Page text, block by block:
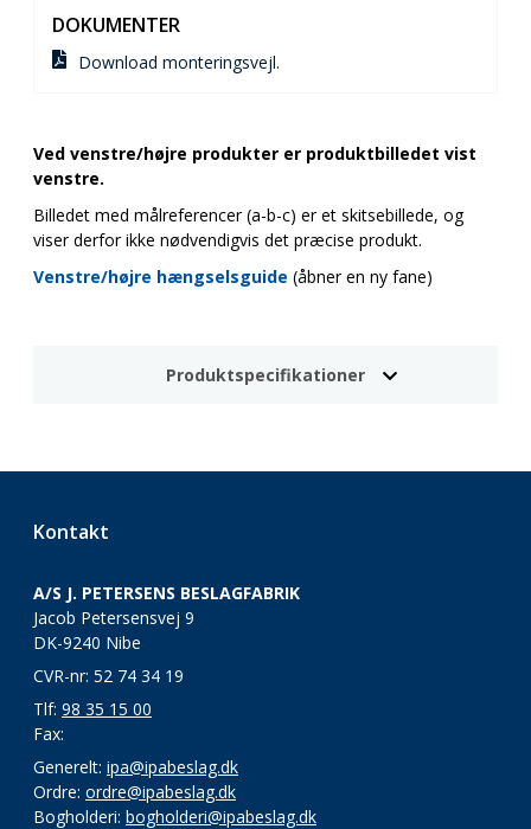
DOKUMENTER
Download monteringsvejl.
Ved venstre/højre produkter er produktbilledet vist
venstre.
Billedet med målreferencer (a-b-c) er et skitsebillede, og
viser derfor ikke nødvendigvis det præcise produkt.
Venstre/højre hængselsguide (åbner en ny fane)
Produktspecifikationer
Kontakt
A/S J. PETERSENS BESLAGFABRIK
Jacob Petersensvej 9
DK-9240 Nibe
CVR-nr: 52 74 34 19
Tlf: 98 35 15 00
Fax:
Generelt: ipa@ipabeslag.dk
Ordre: ordre@ipabeslag.dk
Bogholderi: bogholderi@ipabeslag.dk